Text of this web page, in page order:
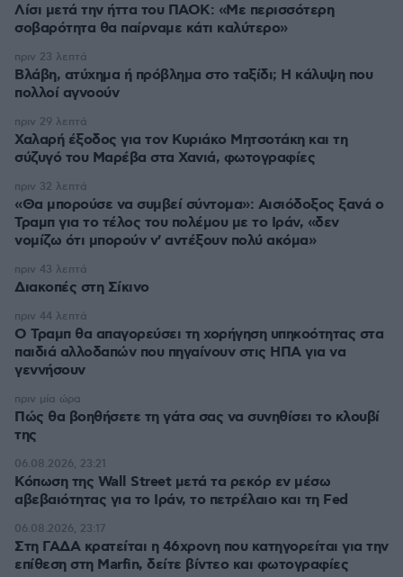
Λίσι μετά την ήττα του ΠΑΟΚ: «Με περισσότερη
σοβαρότητα θα παίρναμε κάτι καλύτερο»
Βλάβη, ατύχημα ή πρόβλημα στο ταξίδι; Η κάλυψη που
πολλοί αγνοούν
πριν 23 λεπτά
Χαλαρή έξοδος για τον Κυριάκο Μητσοτάκη και τη
σύζυγό του Μαρέβα στα Χανιά, φωτογραφίες
πριν 29 λεπτά
«Θα μπορούσε να συμβεί σύντομα»: Αισιόδοξος ξανά ο
Τραμπ για το τέλος του πολέμου με το Ιράν, «δεν
νομίζω ότι μπορούν ν' αντέξουν πολύ ακόμα»
πριν 32 λεπτά
Διακοπές στη Σίκινο
πριν 43 λεπτά
Ο Τραμπ θα απαγορεύσει τη χορήγηση υπηκοότητας στα
παιδιά αλλοδαπών που πηγαίνουν στις ΗΠΑ για να
γεννήσουν
πριν 44 λεπτά
Πώς θα βοηθήσετε τη γάτα σας να συνηθίσει το κλουβί
της
πριν μία ώρα
Κόπωση της Wall Street μετά τα ρεκόρ εν μέσω
αβεβαιότητας για το Ιράν, το πετρέλαιο και τη Fed
06.08.2026, 23:21
Στη ΓΑΔΑ κρατείται η 46χρονη που κατηγορείται για την
επίθεση στη Marfin, δείτε βίντεο και φωτογραφίες
06.08.2026, 23:17